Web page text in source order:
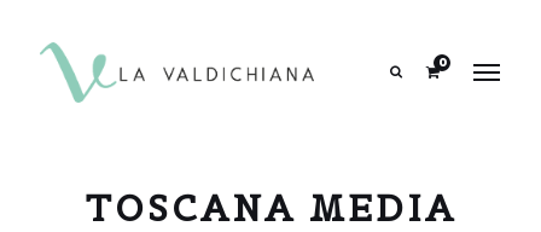
0
TOSCANA MEDIA